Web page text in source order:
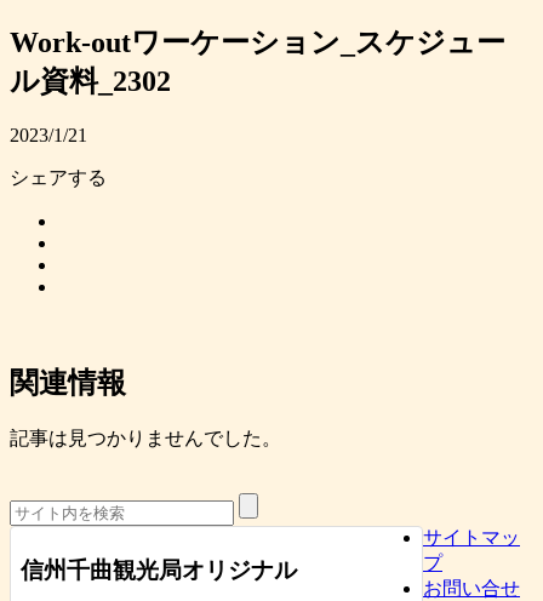
Work-outワーケーション_スケジュー
ル資料_2302
2023/1/21
シェアする
関連情報
記事は見つかりませんでした。
信州千曲観光局オリジナル
サイトマッ
プ
お問い合せ